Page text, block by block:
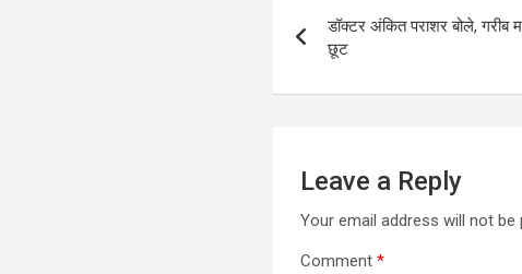
navigation
डॉक्टर अंकित पराशर बोले, गरीब
छूट
Leave a Reply
Your email address will not be
Comment*